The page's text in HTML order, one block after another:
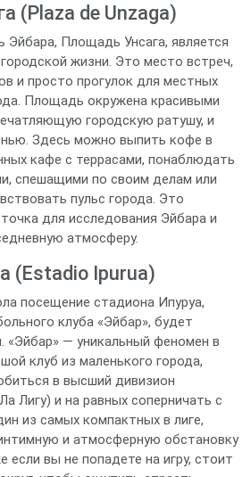
(Plaza de Unzaga)
Площадь Унсага, является
жизни. Это место встреч,
и просто прогулок для местных
Площадь окружена красивыми
городскую ратушу, и
Здесь можно выпить кофе в
кафе с террасами, понаблюдать
спешащими по своим делам или
пульс города. Это
для исследования Эйбара и
атмосферу.
(Estadio Ipurua)
посещение стадиона Ипуруа,
клуба «Эйбар», будет
«Эйбар» — уникальный феномен в
клуб из маленького города,
в высший дивизион
Лигу) и на равных соперничать с
из самых компактных в лиге,
и атмосферную обстановку
если вы не попадете на игру, стоит